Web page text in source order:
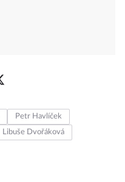
Petr Havlíček
Libuše Dvořáková